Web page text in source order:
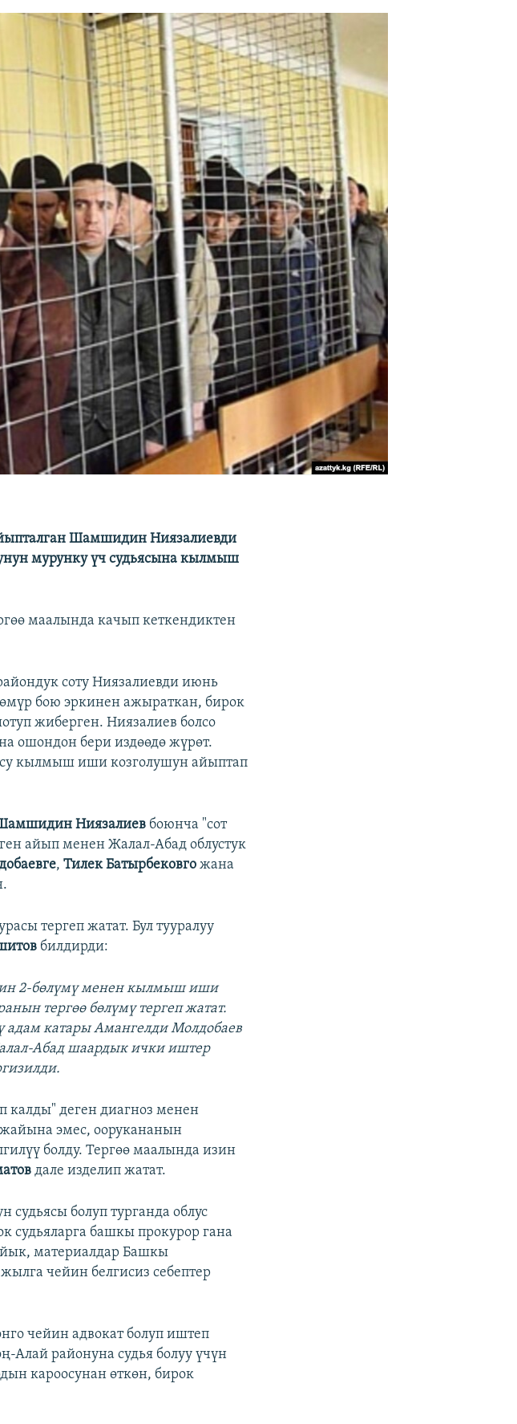
Шамшидин Ниязалиевди
мурунку үч судьясына кылмыш
маалында качып кеткендиктен
соту Ниязалиевди июнь
бою эркинен ажыраткан, бирок
жиберген. Ниязалиев болсо
ошондон бери издөөдө жүрөт.
кылмыш иши козголушун айыптап
Ниязалиев боюнча "сот
айып менен Жалал-Абад облустук
,Тилек Батырбековго жана
тергеп жатат. Бул тууралуу
билдирди:
2-бөлүмү менен кылмыш иши
тергөө бөлүмү тергеп жатат.
катары Амангелди Молдобаев
Абад шаардык ички иштер
калды" деген диагноз менен
эмес, оорукананын
болду. Тергөө маалында изин
дале изделип жатат.
судьясы болуп турганда облус
судьяларга башкы прокурор гана
материалдар Башкы
чейин белгисиз себептер
чейин адвокат болуп иштеп
Алай районуна судья болуу үчүн
кароосунан өткөн, бирок